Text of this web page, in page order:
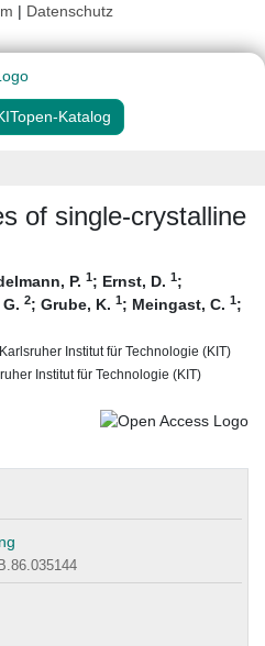
| Datenschutz
Katalog
of single-crystalline
P. 1; Ernst, D. 1;
2; Grube, K. 1; Meingast, C. 1;
Institut für Technologie (KIT)
Institut für Technologie (KIT)